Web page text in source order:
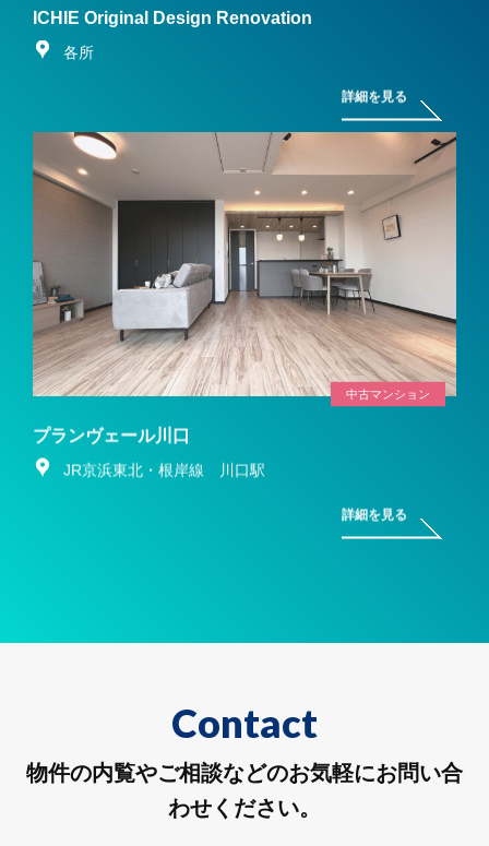
ICHIE Original Design Renovation
各所
詳細を見る
中古マンション
プランヴェール川口
JR京浜東北・根岸線 川口駅
詳細を見る
Contact
物件の内覧やご相談などのお気軽にお問い合
わせください。